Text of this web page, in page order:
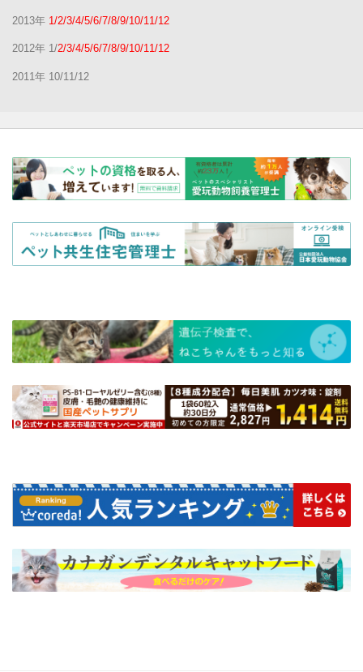
2013年 1/2/3/4/5/6/7/8/9/10/11/12
2012年 1/2/3/4/5/6/7/8/9/10/11/12
2011年 10/11/12